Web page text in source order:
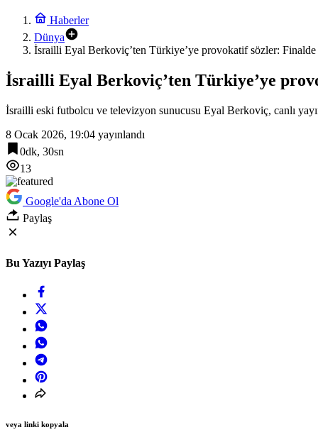
Haberler
Dünya
İsrailli Eyal Berkoviç’ten Türkiye’ye provokatif sözler:
İsrailli Eyal Berkoviç’ten Türkiye’ye
İsrailli eski futbolcu ve televizyon sunucusu Eyal Berkoviç, canlı
8 Ocak 2026, 19:04 yayınlandı
0dk, 30sn
13
Google'da Abone Ol
Paylaş
Bu Yazıyı Paylaş
veya linki kopyala